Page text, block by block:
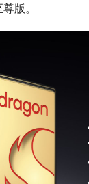
版。